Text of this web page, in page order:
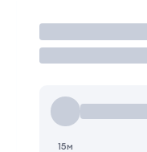
Торговать
15м